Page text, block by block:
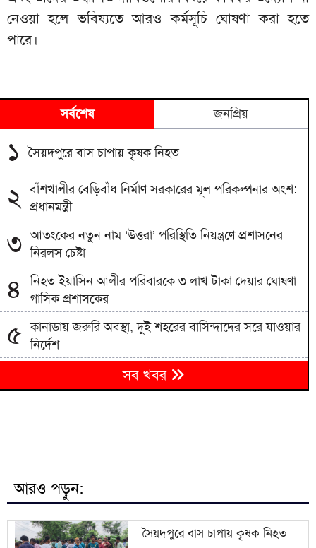
নেওয়া হলে ভবিষ্যতে আরও কর্মসূচি ঘোষণা করা হতে
পারে।
সর্বশেষ জনপ্রিয়
১ সৈয়দপুরে বাস চাপায় কৃষক নিহত
২ বাঁশখালীর বেড়িবাঁধ নির্মাণ সরকারের মূল পরিকল্পনার অংশ:
প্রধানমন্ত্রী
৩ আতংকের নতুন নাম ‘উত্তরা’ পরিস্থিতি নিয়ন্ত্রণে প্রশাসনের
নিরলস চেষ্টা
৪
নিহত ইয়াসিন আলীর পরিবারকে ৩ লাখ টাকা দেয়ার ঘোষণা
গাসিক প্রশাসকের
৫ কানাডায় জরুরি অবস্থা, দুই শহরের বাসিন্দাদের সরে যাওয়ার
নির্দেশ
৬ হবিগঞ্জে তেলবাহী গাড়ি ও ড্রাম ট্রাকের সংঘর্ষ, নিহত ২
৯ সালমান শাহ হত্যা মামলায় গ্রেপ্তার অভিনেতা ডন
সব খবর
আরও পড়ুন:
সৈয়দপুরে বাস চাপায় কৃষক নিহত